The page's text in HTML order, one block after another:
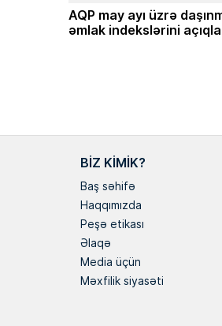
AQP may ayı üzrə
əmlak indekslərini
BIZ KIMIK?
Baş səhifə
Haqqımızda
Peşə etikası
Əlaqə
Media üçün
Məxfilik siyasəti